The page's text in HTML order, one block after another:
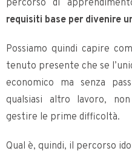
percorso di
requisiti base per divenire
Possiamo quindi capire
tenuto presente che se
economico ma senza
qualsiasi altro lavoro,
gestire le prime difficoltà.
Qual è, quindi, il percorso